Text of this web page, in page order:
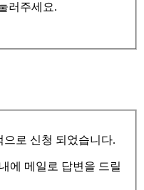
러주세요.
로 신청 되었습니다.
에 메일로 답변을 드릴